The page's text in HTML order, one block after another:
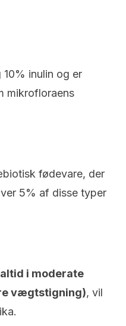
inulin og er
mikrofloraens
fødevare, der
5% af disse typer
altid i moderate
vægtstigning), vil